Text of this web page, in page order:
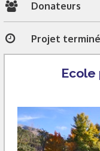
Donateurs
Projet terminé
Ecole